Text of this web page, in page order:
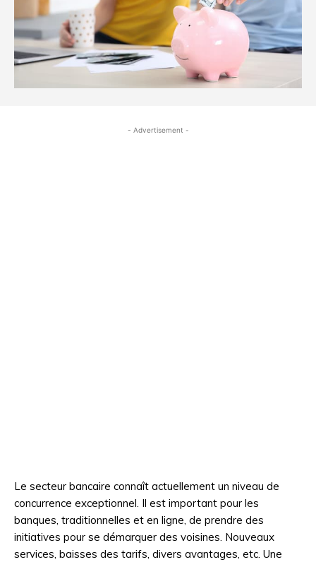
- Advertisement -
Le secteur bancaire connaît actuellement un niveau de
concurrence exceptionnel. Il est important pour les
banques, traditionnelles et en ligne, de prendre des
initiatives pour se démarquer des voisines. Nouveaux
services, baisses des tarifs, divers avantages, etc. Une